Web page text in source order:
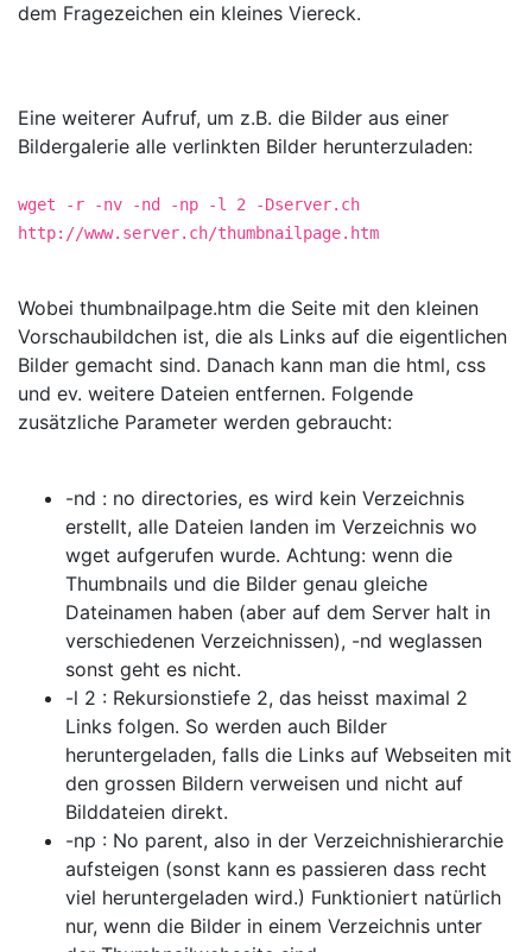
dem Fragezeichen ein kleines Viereck.
Eine weiterer Aufruf, um z.B. die Bilder aus einer
Bildergalerie alle verlinkten Bilder herunterzuladen:
wget -r -nv -nd -np -l 2 -Dserver.ch
http://www.server.ch/thumbnailpage.htm
Wobei thumbnailpage.htm die Seite mit den kleinen
Vorschaubildchen ist, die als Links auf die eigentlichen
Bilder gemacht sind. Danach kann man die html, css
und ev. weitere Dateien entfernen. Folgende
zusätzliche Parameter werden gebraucht:
-nd : no directories, es wird kein Verzeichnis
erstellt, alle Dateien landen im Verzeichnis wo
wget aufgerufen wurde. Achtung: wenn die
Thumbnails und die Bilder genau gleiche
Dateinamen haben (aber auf dem Server halt in
verschiedenen Verzeichnissen), -nd weglassen
sonst geht es nicht.
-l 2 : Rekursionstiefe 2, das heisst maximal 2
Links folgen. So werden auch Bilder
heruntergeladen, falls die Links auf Webseiten mit
den grossen Bildern verweisen und nicht auf
Bilddateien direkt.
-np : No parent, also in der Verzeichnishierarchie
aufsteigen (sonst kann es passieren dass recht
viel heruntergeladen wird.) Funktioniert natürlich
nur, wenn die Bilder in einem Verzeichnis unter